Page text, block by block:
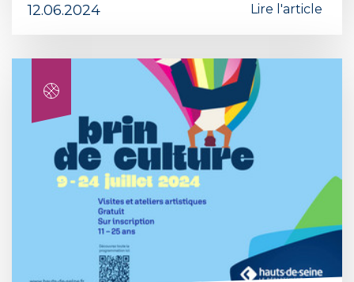
12.06.2024 Lire l'article